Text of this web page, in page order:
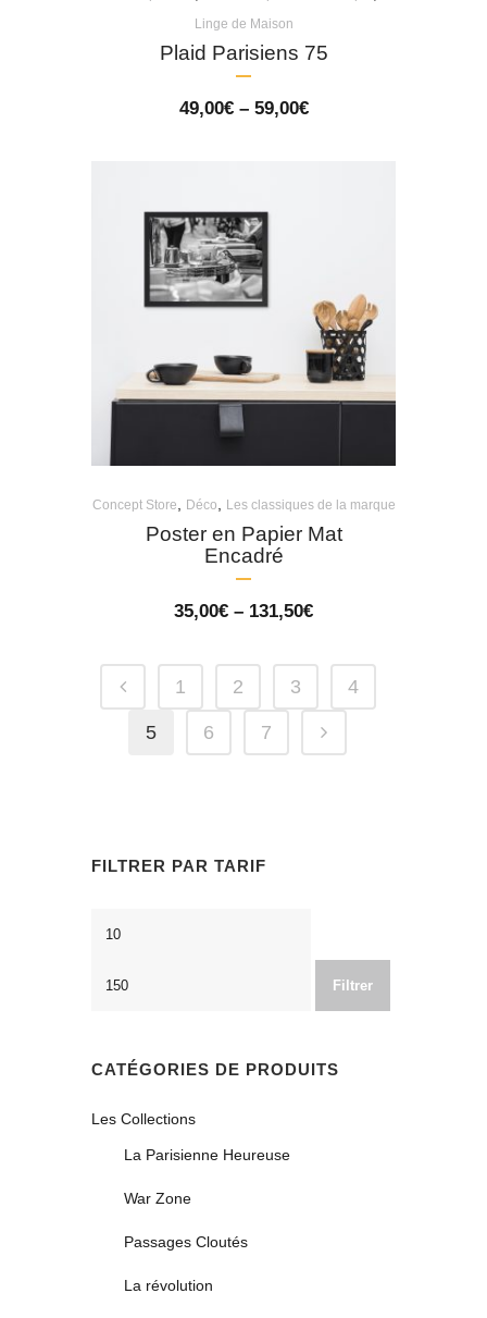
Linge de Maison
Plaid Parisiens 75
49,00€ – 59,00€Price
Concept Store Déco Les classiques de la marque
Poster en Papier Mat
Encadré
35,00€ – 131,50€Price
through
131,50€
1 2 3 4
5 6 7
FILTRER PAR TARIF
Filtrer
CATÉGORIES DE PRODUITS
Les Collections
La Parisienne Heureuse
War Zone
Passages Cloutés
La révolution